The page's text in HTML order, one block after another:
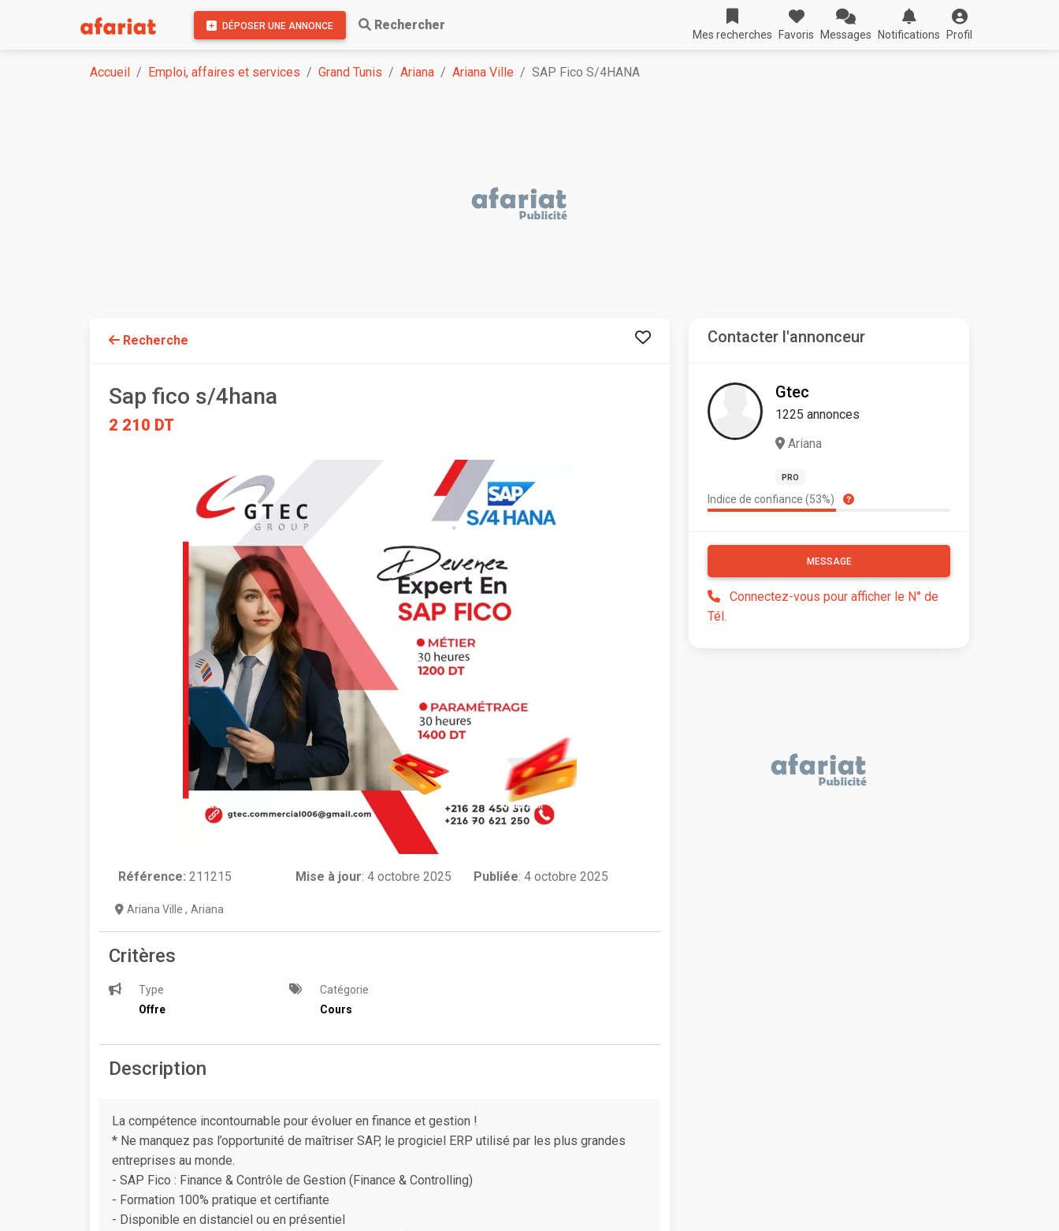
DÉPOSER UNE ANNONCE Rechercher
Mes recherches Favoris Messages Notifications Profil
Accueil Emploi, affaires et services Grand Tunis Ariana Ariana Ville SAP Fico S/4HANA
Recherche
Sap fico s/4hana
2 210 DT
Référence: 211215 Mise à jour:4 octobre 2025 Publiée: 4 octobre 2025
Ariana Ville , Ariana
Critères
Type
Offre
Catégorie
Cours
Description
La compétence incontournable pour évoluer en finance et gestion !
* Ne manquez pas l’opportunité de maîtriser SAP, le progiciel ERP utilisé par les plus grandes
entreprises au monde.
- SAP Fico : Finance & Contrôle de Gestion (Finance & Controlling)
- Formation 100% pratique et certifiante
- Disponible en distanciel ou en présentiel
Contacter l'annonceur
Gtec
1225 annonces
Ariana
PRO
Indice de confiance (53%)
MESSAGE
Connectez-vous pour afficher le N° de
Tél.